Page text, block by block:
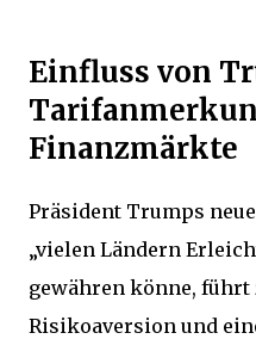
Einfluss von
Finanzmärkte
Präsident Trumps
„vielen Ländern
gewähren könne, führt
Risikoaversion und